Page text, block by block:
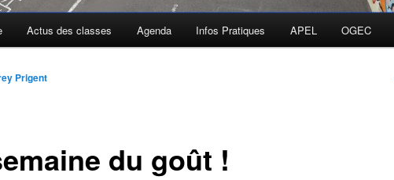
Actus des classes Agenda Infos Pratiques APEL OGEC
du goût !
Prigent